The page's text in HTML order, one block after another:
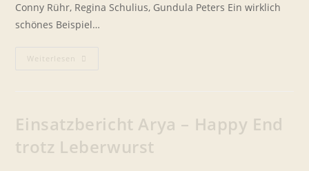
Conny Rühr, Regina Schulius, Gundula Peters Ein wirklich
schönes Beispiel…
Weiterlesen Pica
Einsatzbericht Arya – Happy End
trotz Leberwurst